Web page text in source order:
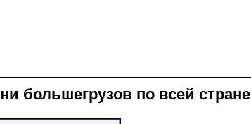
большегрузов по всей стране